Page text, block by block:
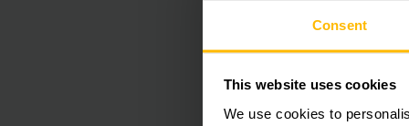
Consent
This website uses cookies
We use cookies to
mayor ergonomía,
las ventajas de la
generación de